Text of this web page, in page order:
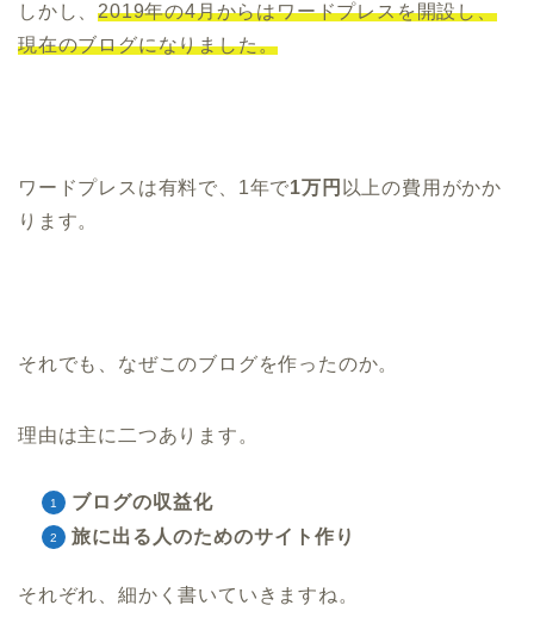
しかし、2019年の4月からはワードプレスを開設し、
現在のブログになりました。
ワードプレスは有料で、1年で1万円 以上の費用がかか
ります。
それでも、なぜこのブログを作ったのか。
理由は主に二つあります。
ブログの収益化
旅に出る人のためのサイト作り
それぞれ、細かく書いていきますね。